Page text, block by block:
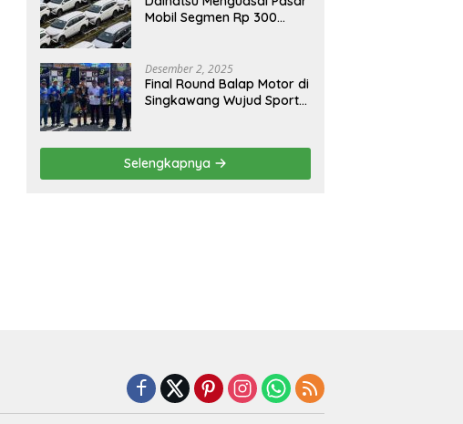
Mobil Segmen Rp 300
Desember 2, 2025
Final Round Balap Motor di
Singkawang Wujud Sports
Selengkapnya